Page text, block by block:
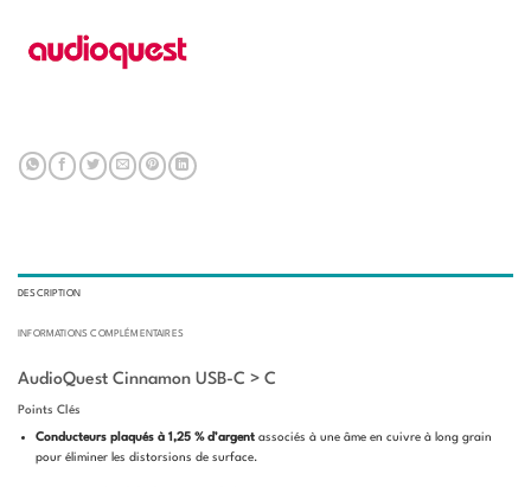
DESCRIPTION
INFORMATIONS COMPLÉMENTAIRES
AudioQuest Cinnamon USB-C > C
Points Clés
Conducteurs plaqués à 1,25 % d’argentassociés à une âme en cuivre à long grain
pour éliminer les distorsions de surface.